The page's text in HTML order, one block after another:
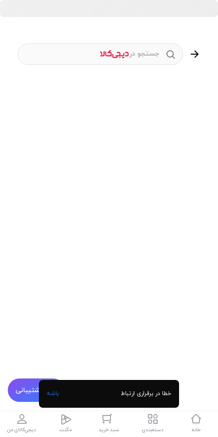
پشتیبانی
جستجو در
خانه دسته‌بندی سبد خرید مگنت دیجی‌کالای من
خطا در برقراری ارتباط باشه